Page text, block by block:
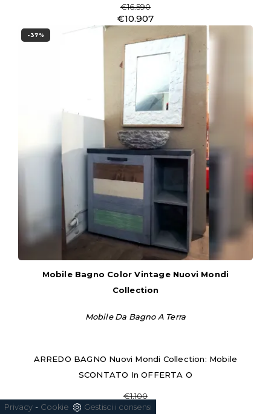
Privacy - Cookie Gestisci i consensi
€16.590
€10.907
-37%
Mobile Bagno Color Vintage Nuovi Mondi
Collection
Mobile Da Bagno A Terra
ARREDO BAGNO Nuovi Mondi Collection: Mobile
SCONTATO In OFFERTA O
€1.100
€698